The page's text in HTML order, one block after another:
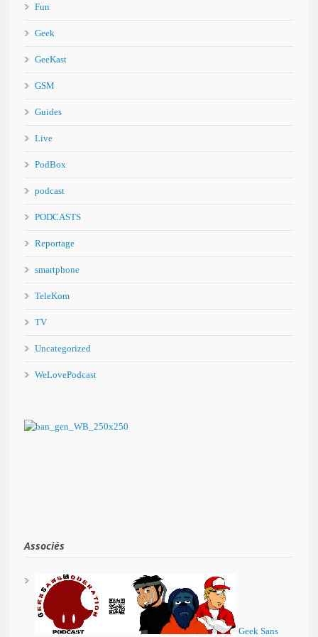
Fun
Geek
GeeKast
GSM
Guides
Live
PodBox
podcast
PODCASTS
Reportage
smartphone
TeleKom
TV
Uncategorized
WeLovePodcast
Associés
Geek Sans